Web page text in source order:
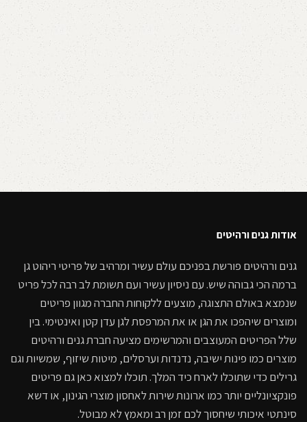
אודות גנים ורהיטים
גנים ורהיטים פורשת בפניכם עולם עשיר ומרהיב של פריטי ריהוט גן
ברמה הכי גבוהה שיש. עם ניסיון עשיר ועם תשומת לב רבה לכל פריט
שנמצא באולם התצוגה, מוצעים ללקוחות החברה מגוון פריטים
ומוצרים שיהפכו את הגן או את המרפסת לגן עדן קטן ואינטימי. בין
שלל הפריטים המעוצבים והמרשימים מציעה חברת גנים ורהיטים
מוצרים כמו פינות ישיבה, נדנדות וערסלים, מיטות שיזוף, שמשיות וגם
גרילים כדי שתוכלו לארח כיד המלך. תוכלו למצוא כאן גם פריטים
פונקציונליים יותר כמו ארונות שירות לאחסון מוצרי הגינון, או דשא
סינתטי איכותי שיחסוך לכם זמן רב ומאמץ לא מבוטל.